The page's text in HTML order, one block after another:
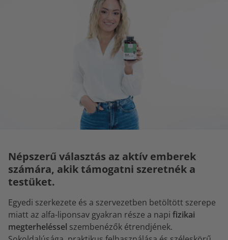
Népszerű választás az aktív emberek
számára, akik támogatni szeretnék a
testüket.
Egyedi szerkezete és a szervezetben betöltött szerepe
miatt az alfa-liponsav gyakran része a napi fizikai
megterheléssel szembenézők étrendjének.